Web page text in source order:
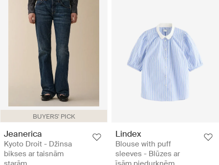
BUYERS' PICK
Jeanerica
Kyoto Droit - Džinsa
bikses ar taisnām
Lindex
Blouse with puff
sleeves - Blūzes ar